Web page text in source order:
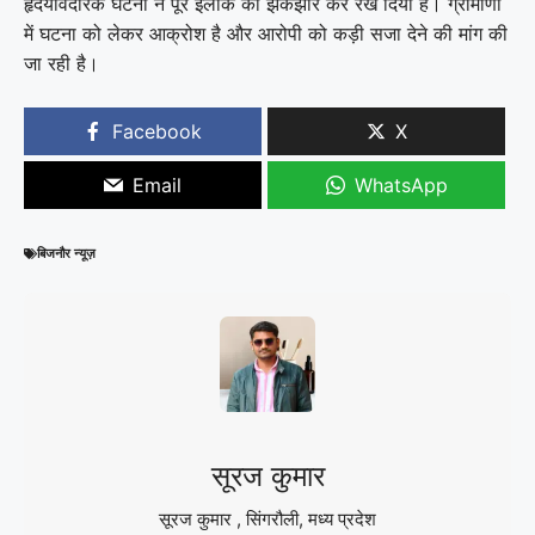
में घटना को लेकर आक्रोश है और आरोपी को कड़ी सजा देने की मांग की
जा रही है।
Facebook X
Email WhatsApp
बिजनौर न्यूज़
सूरज कुमार
सूरज कुमार , सिंगरौली, मध्य प्रदेश